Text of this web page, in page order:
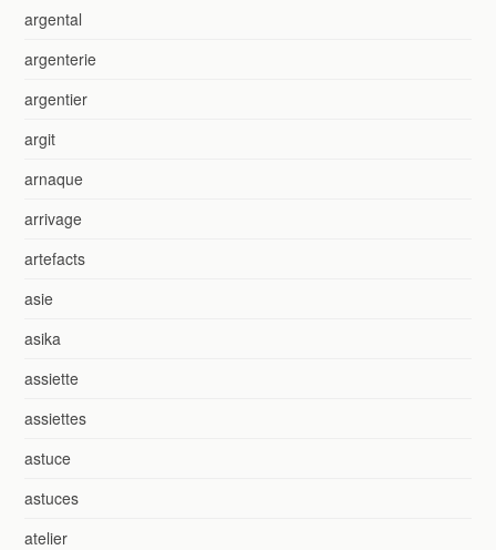
argental
argenterie
argentier
argit
arnaque
arrivage
artefacts
asie
asika
assiette
assiettes
astuce
astuces
atelier